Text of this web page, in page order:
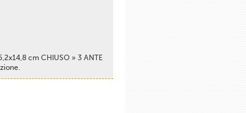
cm CHIUSO » 3 ANTE